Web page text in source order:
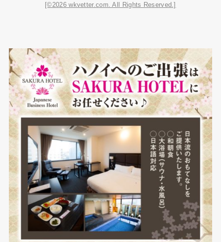
[©2026 wkvetter.com. All Rights Reserved.]